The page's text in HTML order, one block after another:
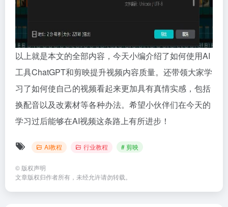
以上就是本文的全部内容，今天小编介绍了如何使用AI
工具ChatGPT和剪映提升视频内容质量。还带领大家学
习了如何使自己的视频看起来更加具有真情实感，包括
换配音以及改素材等各种办法。希望小伙伴们在今天的
学习过后能够在AI视频这条路上有所进步！
AI教程 行业教程 # 剪映
© 版权声明
文章版权归作者所有，未经允许请勿转载。